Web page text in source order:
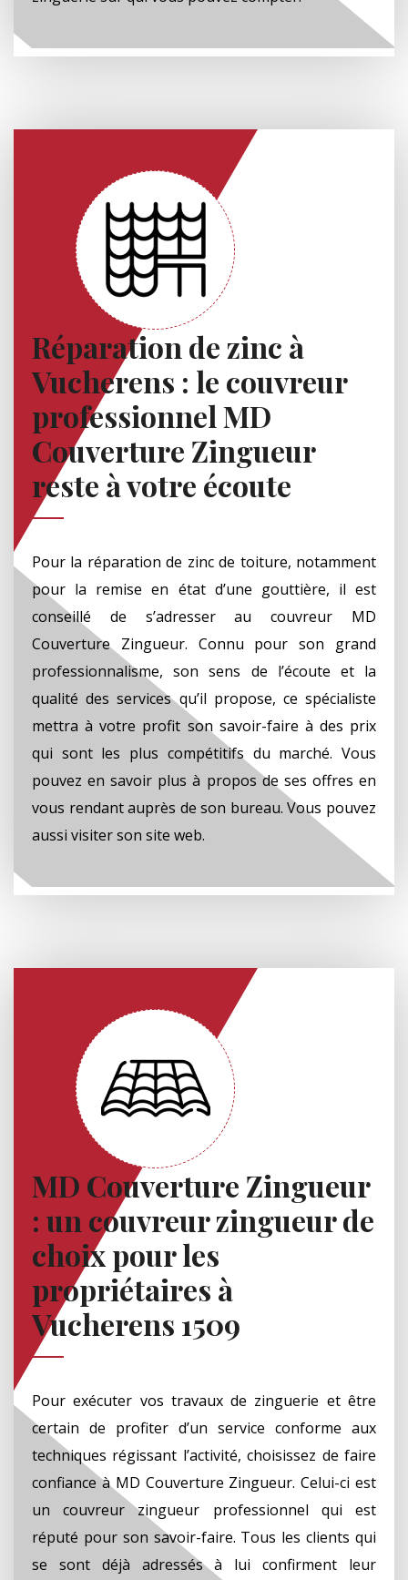
Réparation de zinc à
Vucherens : le couvreur
professionnel MD
Couverture Zingueur
reste à votre écoute
Pour la réparation de zinc de toiture, notamment
pour la remise en état d’une gouttière, il est
conseillé de s’adresser au couvreur MD
Couverture Zingueur. Connu pour son grand
professionnalisme, son sens de l’écoute et la
qualité des services qu’il propose, ce spécialiste
mettra à votre profit son savoir-faire à des prix
qui sont les plus compétitifs du marché. Vous
pouvez en savoir plus à propos de ses offres en
vous rendant auprès de son bureau. Vous pouvez
aussi visiter son site web.
MD Couverture Zingueur
: un couvreur zingueur de
choix pour les
propriétaires à
Vucherens 1509
Pour exécuter vos travaux de zinguerie et être
certain de profiter d’un service conforme aux
techniques régissant l’activité, choisissez de faire
confiance à MD Couverture Zingueur. Celui-ci est
un couvreur zingueur professionnel qui est
réputé pour son savoir-faire. Tous les clients qui
se sont déjà adressés à lui confirment leur